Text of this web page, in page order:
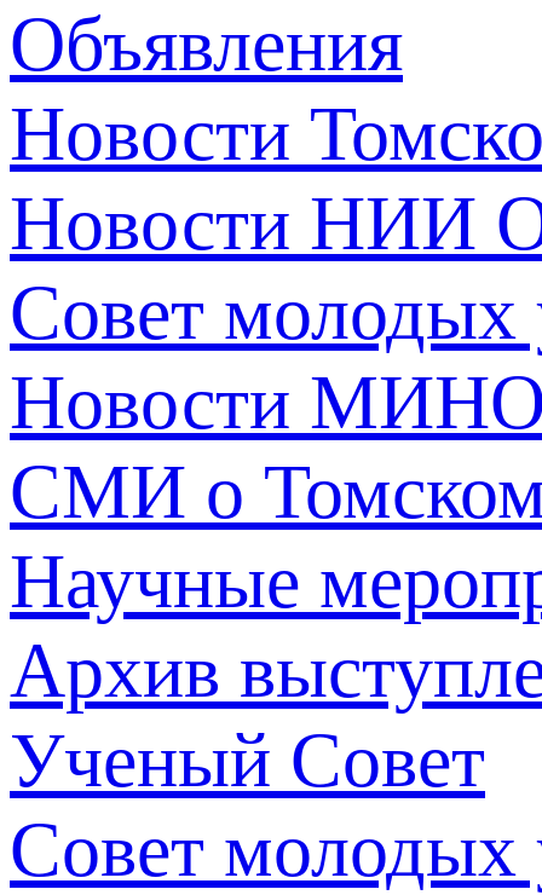
Объявления
Новости
Новости НИИ
Совет молодых
Новости
СМИ о
Научные
Архив
Ученый Совет
Совет молодых